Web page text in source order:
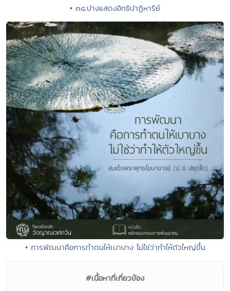
• ๓๕.ปางแสดงอิทธิปาฏิหาริย์
• การพัฒนาคือการทำตนให้เบาบาง ไม่ใช่ว่าทำให้ตัวใหญ่ขึ้น
#เนื้อหาที่เกี่ยวข้อง